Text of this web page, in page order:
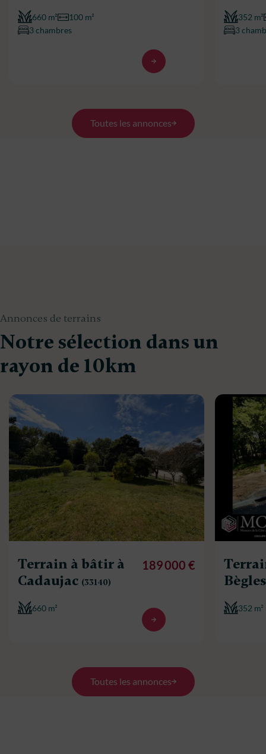
660 m²
100 m²
3 chambres
352 m²
3
Toutes les annonces
Annonces de terrains
Notre sélection dans un
rayon de 10km
Terrain à bâtir à
Cadaujac (33140)
660 m²
189 000 €
352 m²
Toutes les annonces